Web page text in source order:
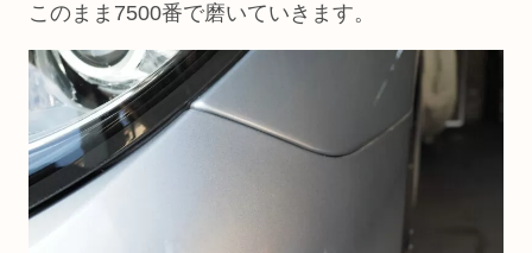
このまま7500番で磨いていきます。